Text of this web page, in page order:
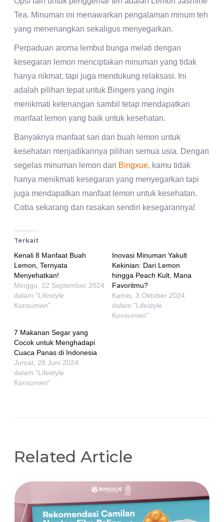
Tea. Minuman ini menawarkan pengalaman minum teh
yang menenangkan sekaligus menyegarkan.
Perpaduan aroma lembut bunga melati dengan
kesegaran lemon menciptakan minuman yang tidak
hanya nikmat, tapi juga mendukung relaksasi. Ini
adalah pilihan tepat untuk Bingers yang ingin
menikmati ketenangan sambil tetap mendapatkan
manfaat lemon yang baik untuk kesehatan.
Banyaknya manfaat sari dari buah lemon untuk
kesehatan menjadikannya pilihan semua usia. Dengan
segelas minuman lemon dari Bingxue, kamu tidak
hanya menikmati kesegaran yang menyegarkan tapi
juga mendapatkan manfaat lemon untuk kesehatan.
Coba sekarang dan rasakan sendiri kesegarannya!
Terkait
Kenali 8 Manfaat Buah
Lemon, Ternyata
Menyehatkan!
Minggu, 22 September 2024
dalam "Lifestyle
Konsumen"
Inovasi Minuman Yakult
Kekinian: Dari Lemon
hingga Peach Kult, Mana
Favoritmu?
Kamis, 3 Oktober 2024
dalam "Lifestyle
Konsumen"
7 Makanan Segar yang
Cocok untuk Menghadapi
Cuaca Panas di Indonesia
Jumat, 28 Juni 2024
dalam "Lifestyle
Konsumen"
Related Article